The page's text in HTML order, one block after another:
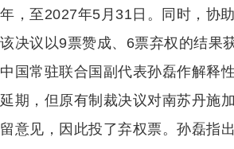
年，至2027年5月31日。同时，协
该决议以9票赞成、6票弃权的结果
中国常驻联合国副代表孙磊作解释
延期，但原有制裁决议对南苏丹施
留意见，因此投了弃权票。孙磊指